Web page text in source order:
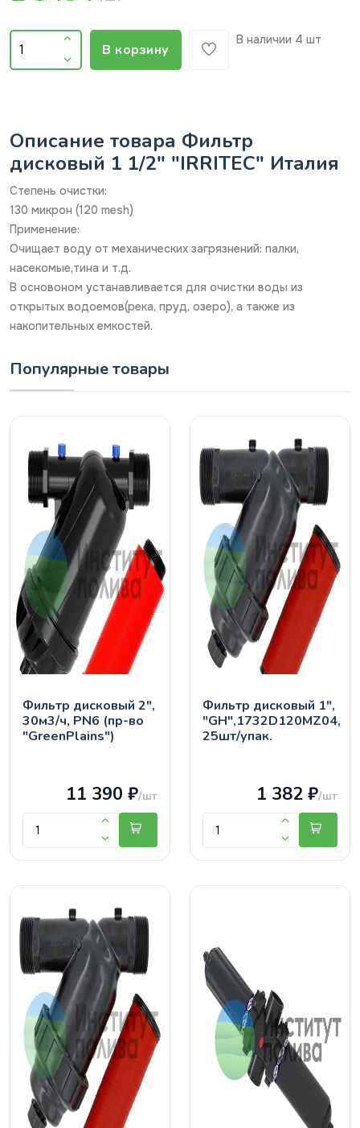
В корзину
В наличии 4 шт
Описание товара Фильтр
дисковый 1 1/2" "IRRITEC" Италия
Степень очистки:
130 микрон (120 mesh)
Применение:
Очищает воду от механических загрязнений: палки,
насекомые,тина и т.д.
В основоном устанавливается для очистки воды из
открытых водоемов(река, пруд, озеро), а также из
накопительных емкостей.
Популярные товары
Фильтр дисковый 2",
30м3/ч, PN6 (пр-во
"GreenPlains")
11 390 ₽/шт
Фильтр дисковый 1",
"GH",1732D120MZ04,
25шт/упак.
1 382 ₽/шт